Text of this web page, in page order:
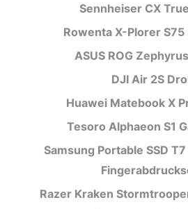
Sennheiser CX
Rowenta X-Plorer
ASUS ROG
DJI Air 2S
Huawei Matebook X
Tesoro Alphaeon S1
Samsung Portable SSD
Razer Kraken